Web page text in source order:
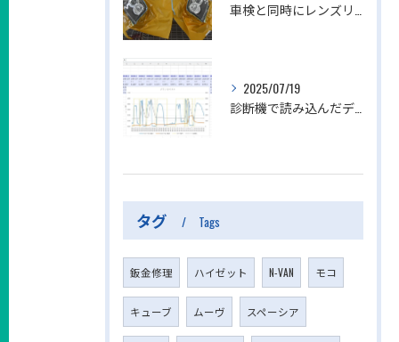
2025/07/19
タグ Tags
鈑金修理 ハイゼット N-VAN モコ
キューブ ムーヴ スペーシア